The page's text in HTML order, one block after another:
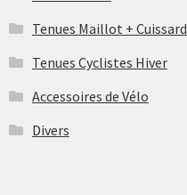
Tenues Maillot + Cuissard
Tenues Cyclistes Hiver
Accessoires de Vélo
Divers